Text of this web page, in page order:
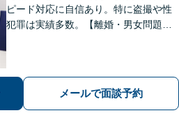
ピード対応に自信あり。特に盗撮や性
犯罪は実績多数。【離婚・男女問題】
メールで面談予約